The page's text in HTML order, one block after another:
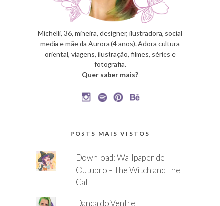
Michelli, 36, mineira, designer, ilustradora, social
media e mãe da Aurora (4 anos). Adora cultura
oriental, viagens, ilustração, filmes, séries e
fotografia.
Quer saber mais?
POSTS MAIS VISTOS
Download: Wallpaper de
Outubro – The Witch and The
Cat
Dança do Ventre